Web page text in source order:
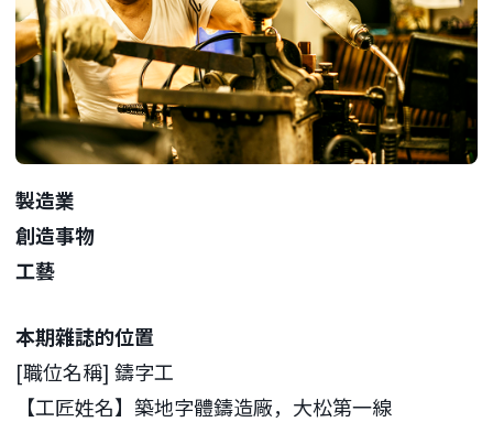
製造業
創造事物
工藝
本期雜誌的位置
[職位名稱] 鑄字工
【工匠姓名】築地字體鑄造廠，大松第一線